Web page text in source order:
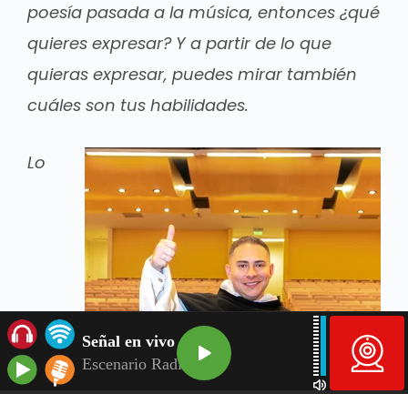
poesía pasada a la música, entonces ¿qué
quieres expresar? Y a partir de lo que
quieras expresar, puedes mirar también
cuáles son tus habilidades.
Lo
Señal en vivo
Escenario Radio